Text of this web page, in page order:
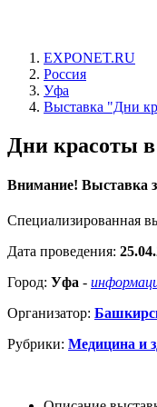
EXPONET.RU
Россия
Уфа
Выставка "Дни
Дни красоты
Внимание! Выставка
Специализированная
Дата проведения:
Город: Уфа -
Организатор:
Рубрики: Медицина и